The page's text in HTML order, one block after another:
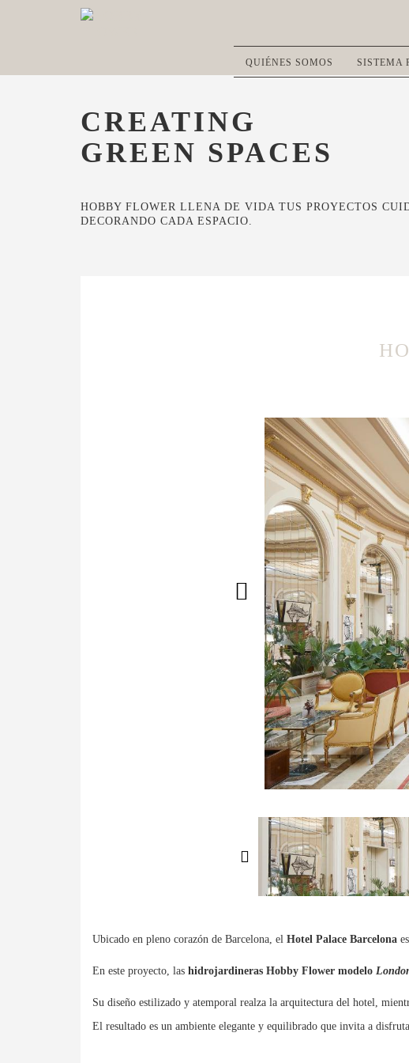
QUIÉNES SOMOS SISTEMA
CREATING
GREEN SPACES
HOBBY FLOWER LLENA DE VIDA TUS PROYECTOS
DECORANDO CADA ESPACIO.
Ubicado en pleno corazón de Barcelona, el Hotel Palace Barcelona
En este proyecto, las hidrojardineras Hobby Flower modelo
Su diseño estilizado y atemporal realza la arquitectura del hotel,
El resultado es un ambiente elegante y equilibrado que invita a